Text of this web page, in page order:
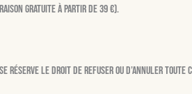
gratuite à partir de 39 €).
le droit de refuser ou d’annuler toute